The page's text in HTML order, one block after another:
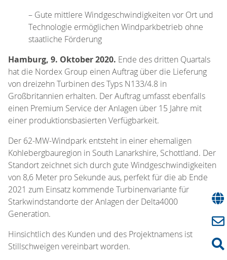
– Gute mittlere Windgeschwindigkeiten vor Ort und
Technologie ermöglichen Windparkbetrieb ohne
staatliche Förderung
Hamburg, 9. Oktober 2020. Ende des dritten Quartals
hat die Nordex Group einen Auftrag über die Lieferung
von dreizehn Turbinen des Typs N133/4.8 in
Großbritannien erhalten. Der Auftrag umfasst ebenfalls
einen Premium Service der Anlagen über 15 Jahre mit
einer produktionsbasierten Verfügbarkeit.
Der 62-MW-Windpark entsteht in einer ehemaligen
Kohlebergbauregion in South Lanarkshire, Schottland. Der
Standort zeichnet sich durch gute Windgeschwindigkeiten
von 8,6 Meter pro Sekunde aus, perfekt für die ab Ende
2021 zum Einsatz kommende Turbinenvariante für
Starkwindstandorte der Anlagen der Delta4000
Generation.
Hinsichtlich des Kunden und des Projektnamens ist
Stillschweigen vereinbart worden.